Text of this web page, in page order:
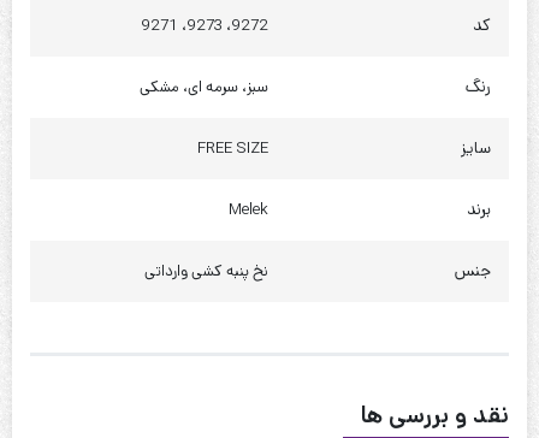
دور باسن : 130 تا 140
چارت شلوار
قد فاق پشت : 40 سانت
دور دمپا : 52 سانت
کد 9272، 9273، 9271
رنگ سبز، سرمه ای، مشکی
سایز FREE SIZE
برند Melek
جنس نخ پنبه کشی وارداتی
نقد و بررسی ها